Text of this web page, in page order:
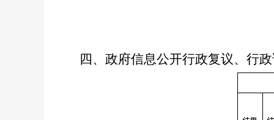
四、 政府信息公开行政复议、行